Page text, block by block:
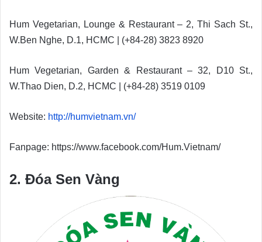
Hum Vegetarian, Lounge & Restaurant – 2, Thi Sach St.,
W.Ben Nghe, D.1, HCMC | (+84-28) 3823 8920
Hum Vegetarian, Garden & Restaurant – 32, D10 St.,
W.Thao Dien, D.2, HCMC | (+84-28) 3519 0109
Website: http://humvietnam.vn/
Fanpage: https://www.facebook.com/Hum.Vietnam/
2. Đóa Sen Vàng